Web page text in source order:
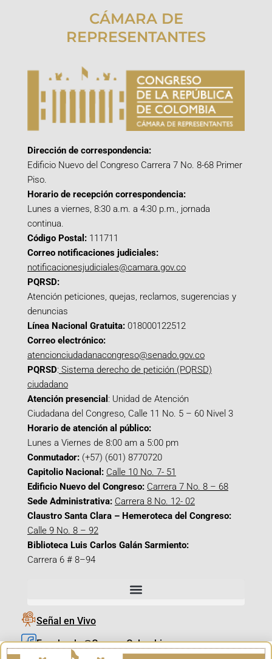
CÁMARA DE
REPRESENTANTES
Dirección de correspondencia:
Edificio Nuevo del Congreso Carrera 7 No. 8-68 Primer
Piso.
Horario de recepción correspondencia:
Lunes a viernes, 8:30 a.m. a 4:30 p.m., jornada
continua.
Código Postal: 111711
Correo notificaciones judiciales:
notificacionesjudiciales@camara.gov.co
PQRSD:
Atención peticiones, quejas, reclamos, sugerencias y
denuncias
Línea Nacional Gratuita: 018000122512
Correo electrónico:
atencionciudadanacongreso@senado.gov.co
PQRSD: Sistema derecho de petición (PQRSD)
ciudadano
Atención presencial : Unidad de Atención
Ciudadana del Congreso, Calle 11 No. 5 – 60 Nivel 3
Horario de atención al público:
Lunes a Viernes de 8:00 am a 5:00 pm
Conmutador: (+57) (601) 8770720
Capitolio Nacional: Calle 10 No. 7- 51
Edificio Nuevo del Congreso: Carrera 7 No. 8 – 68
Sede Administrativa: Carrera 8 No. 12- 02
Claustro Santa Clara – Hemeroteca del Congreso:
Calle 9 No. 8 – 92
Biblioteca Luis Carlos Galán Sarmiento:
Carrera 6 # 8–94
Señal en Vivo
Facebook_@CamaraColombia